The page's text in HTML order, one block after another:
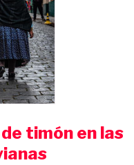
timón en las